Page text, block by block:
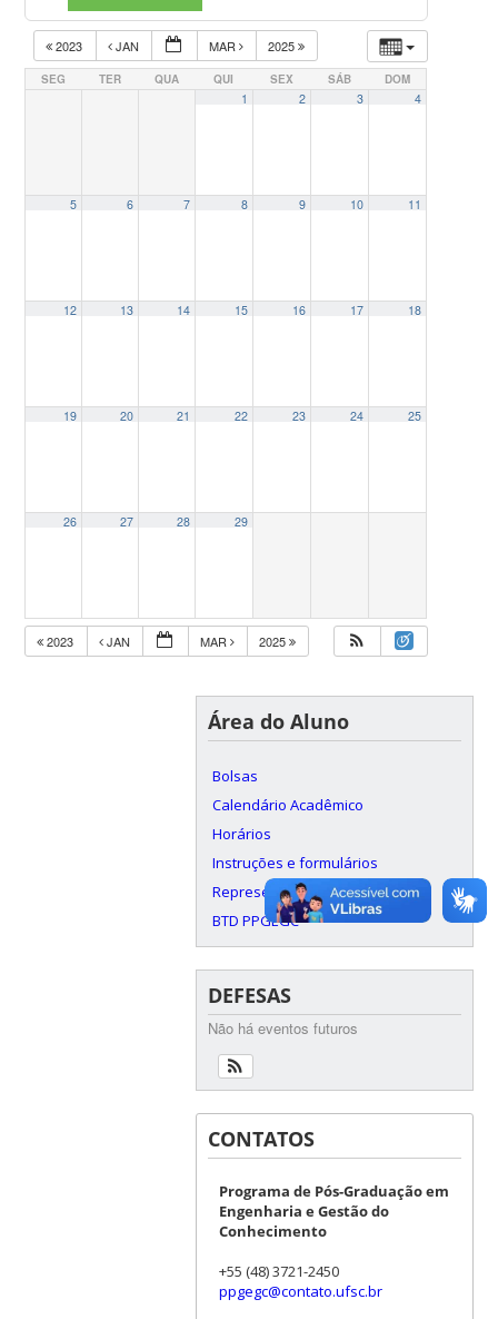
2023 JAN MAR 2025
SEG TER QUA QUI SEX SÁB DOM
1 2 3 4
5 6 7 8 9 10 11
12 13 14 15 16 17 18
19 20 21 22 23 24 25
26 27 28 29
2023 JAN MAR 2025
Área do Aluno
Bolsas
Calendário Acadêmico
Horários
Instruções e formulários
Representação Discente
BTD PPGEGC
DEFESAS
Não há eventos futuros
CONTATOS
Programa de Pós-Graduação em
Engenharia e Gestão do
Conhecimento
+55 (48) 3721-2450
ppgegc@contato.ufsc.br